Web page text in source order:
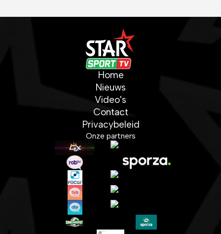
Home
Nieuws
Video's
Contact
Privacybeleid
Onze partners